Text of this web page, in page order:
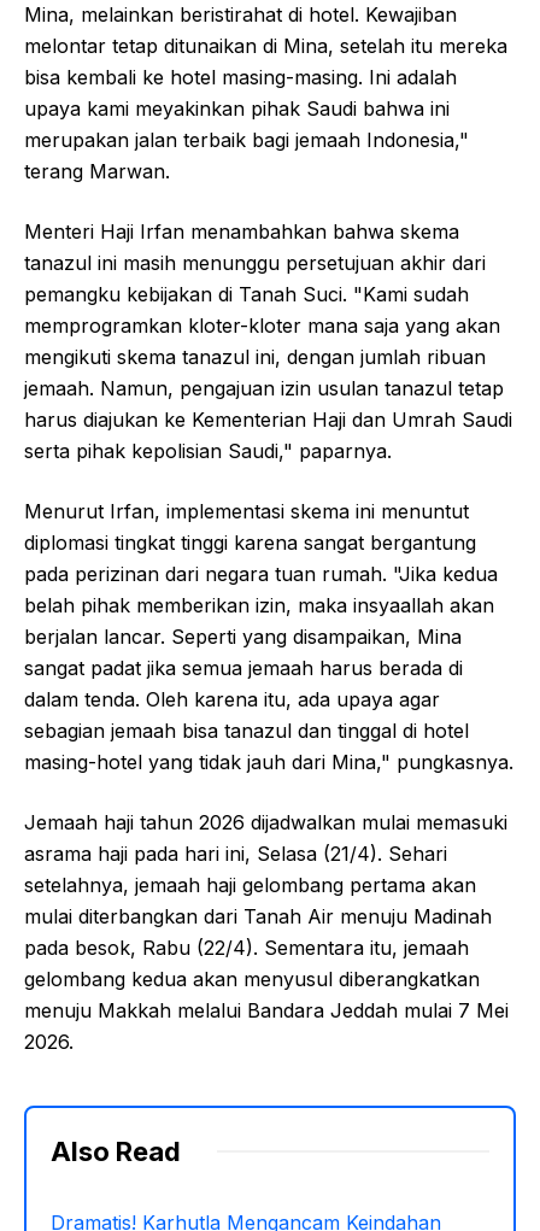
Mina, melainkan beristirahat di hotel. Kewajiban
melontar tetap ditunaikan di Mina, setelah itu mereka
bisa kembali ke hotel masing-masing. Ini adalah
upaya kami meyakinkan pihak Saudi bahwa ini
merupakan jalan terbaik bagi jemaah Indonesia,"
terang Marwan.
Menteri Haji Irfan menambahkan bahwa skema
tanazul ini masih menunggu persetujuan akhir dari
pemangku kebijakan di Tanah Suci. "Kami sudah
memprogramkan kloter-kloter mana saja yang akan
mengikuti skema tanazul ini, dengan jumlah ribuan
jemaah. Namun, pengajuan izin usulan tanazul tetap
harus diajukan ke Kementerian Haji dan Umrah Saudi
serta pihak kepolisian Saudi," paparnya.
Menurut Irfan, implementasi skema ini menuntut
diplomasi tingkat tinggi karena sangat bergantung
pada perizinan dari negara tuan rumah. "Jika kedua
belah pihak memberikan izin, maka insyaallah akan
berjalan lancar. Seperti yang disampaikan, Mina
sangat padat jika semua jemaah harus berada di
dalam tenda. Oleh karena itu, ada upaya agar
sebagian jemaah bisa tanazul dan tinggal di hotel
masing-hotel yang tidak jauh dari Mina," pungkasnya.
Jemaah haji tahun 2026 dijadwalkan mulai memasuki
asrama haji pada hari ini, Selasa (21/4). Sehari
setelahnya, jemaah haji gelombang pertama akan
mulai diterbangkan dari Tanah Air menuju Madinah
pada besok, Rabu (22/4). Sementara itu, jemaah
gelombang kedua akan menyusul diberangkatkan
menuju Makkah melalui Bandara Jeddah mulai 7 Mei
2026.
Also Read
Dramatis! Karhutla Mengancam Keindahan